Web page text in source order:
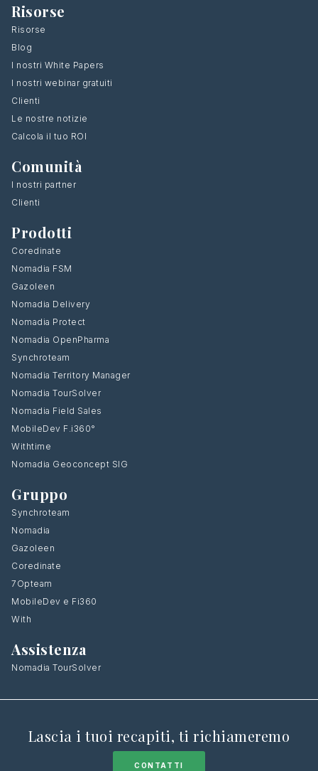
Risorse
Risorse
Blog
I nostri White Papers
I nostri webinar gratuiti
Clienti
Le nostre notizie
Calcola il tuo ROI
Comunità
I nostri partner
Clienti
Prodotti
Coredinate
Nomadia FSM
Gazoleen
Nomadia Delivery
Nomadia Protect
Nomadia OpenPharma
Synchroteam
Nomadia Territory Manager
Nomadia TourSolver
Nomadia Field Sales
MobileDev F.i360°
Withtime
Nomadia Geoconcept SIG
Gruppo
Synchroteam
Nomadia
Gazoleen
Coredinate
7Opteam
MobileDev e Fi360
With
Assistenza
Nomadia TourSolver
Lascia i tuoi recapiti, ti richiameremo
CONTATTI